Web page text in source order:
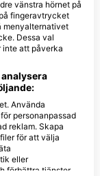
vänstra hörnet på
fingeravtrycket
menyalternativet
Dessa val
inte att påverka
Använda
personanpassad
reklam. Skapa
för att välja
eller
förbättra tjänster.